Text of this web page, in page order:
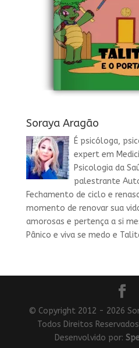
Soraya Aragão
É psicóloga,
expert em
Psicologia da
palestrante
Fechamento de ciclo e
momento de renovar sua
amorosas e pertença a si
Pânico e viva se medo e
© Copyright 2012 - 2026
Todos Direitos
Desenvolvido por: